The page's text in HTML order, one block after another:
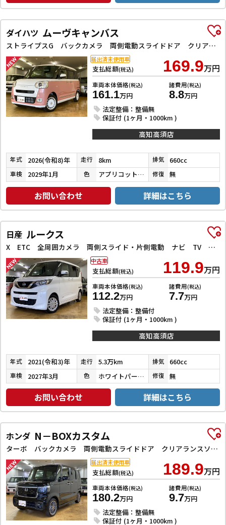
ダイハツ ムーヴキャンバス
ストライプスG バックカメラ 両側電動スライドドア クリアランスソナー 衝突被害軽減システム オートライト LEDヘッドランプ スマートキー アイドリングストップ 電動格納ミラー シートヒーター ベンチシート CVT
支払総額(税込) 169.9万円
車両本体価格(税込)
161.1万円
諸費用(税込)
8.8万円
法定整備：整備無
保証付 (1ヶ月・1000km )
届出済未使用車
高知高須店
年式 2026(令和8)年 走行 8km 排気 660cc
車検 2029年1月 色 アプリコットピンクメタリック／シャイニングホワイトパール 修復 無
お問い合わせ 詳細はこちら
日産 ルークス
X ETC 全周囲カメラ 両側スライド・片側電動 ナビ TV クリアランスソナー 衝突被害軽減システム オートライト スマートキー アイドリングストップ 電動格納ミラー ベンチシート CVT
支払総額(税込) 119.9万円
車両本体価格(税込)
112.2万円
諸費用(税込)
7.7万円
法定整備：整備付
保証付 (1ヶ月・1000km )
中古車
高知高須店
年式 2021(令和3)年 走行 5.3万km 排気 660cc
車検 2027年3月 色 ホワイトパール３コートパール 修復 無
お問い合わせ 詳細はこちら
ホンダ N－BOXカスタム
ターボ バックカメラ 両側電動スライドドア クリアランスソナー オートクルーズコントロール レーンアシスト 衝突被害軽減システム オートライト LEDヘッドランプ スマートキー アイドリングストップ
支払総額(税込) 189.9万円
車両本体価格(税込)
180.2万円
諸費用(税込)
9.7万円
法定整備：整備無
保証付 (1ヶ月・1000km )
届出済未使用車